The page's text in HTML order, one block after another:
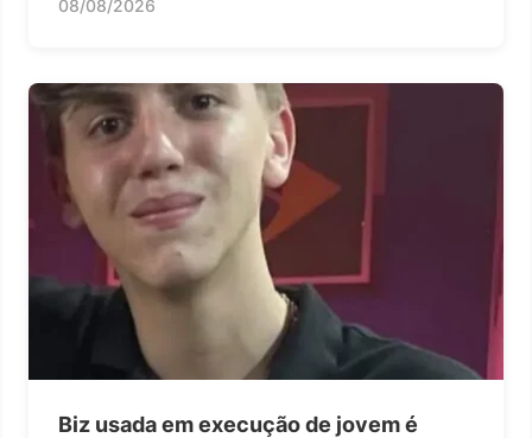
08/08/2026
Biz usada em execução de jovem é